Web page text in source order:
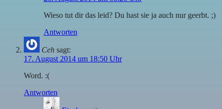
Wieso tut dir das leid? Du hast sie ja auch nur geerbt. ;)
Antworten
Ceh sagt:
17. August 2014 um 18:50 Uhr
Word. :(
Antworten